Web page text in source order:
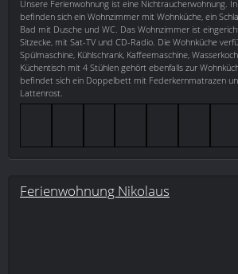
Unsere Ferienwohnung ist eine Nichtraucherwohnung.
befinden sich ein Wohnzimmer mit Wohnküche, ein
Bad mit Dusche und WC. Das Wohnzimmer ist
Sitzecke, mit Sat-TV und CD-Radio. Die Wohnküche
Spülmaschine, Kühlschrank, Kaffeemaschine,
Küchentisch mit 4 Stühlen gehört ebenfalls zur
befindet sich ein Doppelbett mit Federkernmatrazen
Lattenrost.
Ferienwohnung Nikolaus